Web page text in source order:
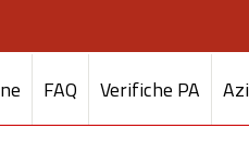
FAQ Verifiche PA